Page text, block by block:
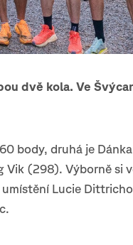
dvě kola. Ve
body, druhá je
(298). Výborně si
Lucie